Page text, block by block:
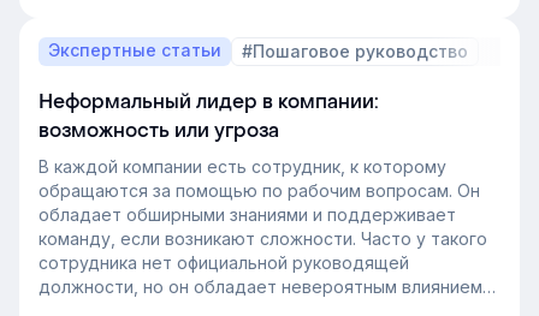
Экспертные статьи #Пошаговое руководство
Неформальный лидер в компании:
возможность или угроза
В каждой компании есть сотрудник, к которому
обращаются за помощью по рабочим вопросам. Он
обладает обширными знаниями и поддерживает
команду, если возникают сложности. Часто у такого
сотрудника нет официальной руководящей
должности, но он обладает невероятным влиянием